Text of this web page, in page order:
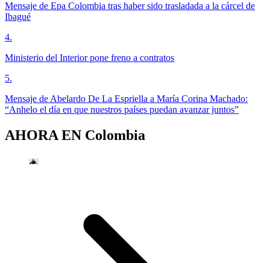
Mensaje de Epa Colombia tras haber sido trasladada a la cárcel de
Ibagué
4.
Ministerio del Interior pone freno a contratos
5.
Mensaje de Abelardo De La Espriella a María Corina Machado:
“Anhelo el día en que nuestros países puedan avanzar juntos”
AHORA EN Colombia